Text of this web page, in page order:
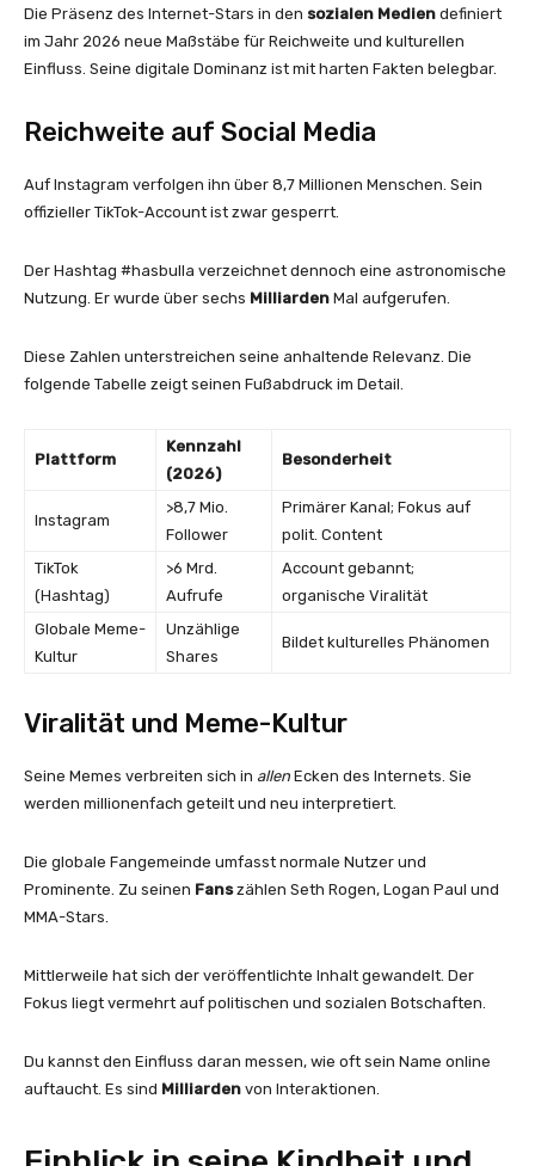
Die Präsenz des Internet-Stars in den sozialen Medien definiert
im Jahr 2026 neue Maßstäbe für Reichweite und kulturellen
Einfluss. Seine digitale Dominanz ist mit harten Fakten belegbar.
Reichweite auf Social Media
Auf Instagram verfolgen ihn über 8,7 Millionen Menschen. Sein
offizieller TikTok-Account ist zwar gesperrt.
Der Hashtag #hasbulla verzeichnet dennoch eine astronomische
Nutzung. Er wurde über sechs Milliarden Mal aufgerufen.
Diese Zahlen unterstreichen seine anhaltende Relevanz. Die
folgende Tabelle zeigt seinen Fußabdruck im Detail.
Plattform
Kennzahl
(2026)
Besonderheit
Instagram
>8,7 Mio.
Follower
Primärer Kanal; Fokus auf
polit. Content
TikTok
(Hashtag)
>6 Mrd.
Aufrufe
Account gebannt;
organische Viralität
Globale Meme-
Kultur
Unzählige
Shares
Bildet kulturelles Phänomen
Viralität und Meme-Kultur
Seine Memes verbreiten sich in allen Ecken des Internets. Sie
werden millionenfach geteilt und neu interpretiert.
Die globale Fangemeinde umfasst normale Nutzer und
Prominente. Zu seinen Fanszählen Seth Rogen, Logan Paul und
MMA-Stars.
Mittlerweile hat sich der veröffentlichte Inhalt gewandelt. Der
Fokus liegt vermehrt auf politischen und sozialen Botschaften.
Du kannst den Einfluss daran messen, wie oft sein Name online
auftaucht. Es sind Milliarden von Interaktionen.